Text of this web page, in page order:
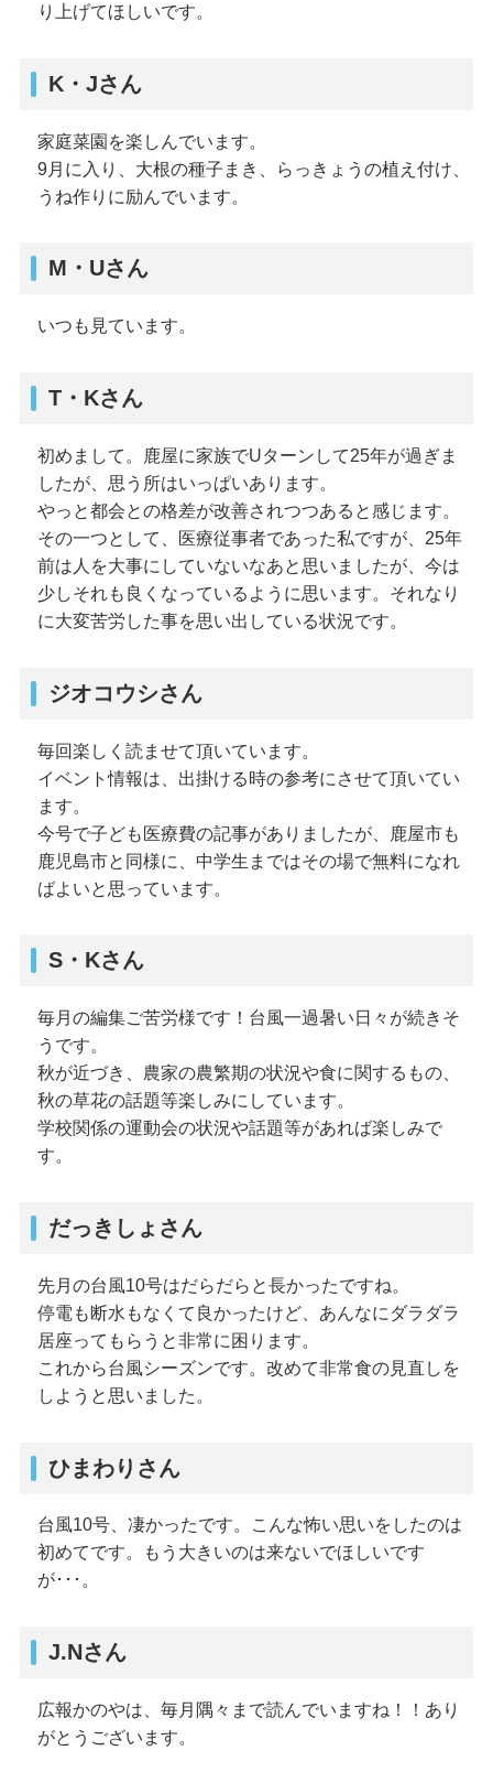
り上げてほしいです。
K・Jさん
家庭菜園を楽しんでいます。
9月に入り、大根の種子まき、らっきょうの植え付け、
うね作りに励んでいます。
M・Uさん
いつも見ています。
T・Kさん
初めまして。鹿屋に家族でUターンして25年が過ぎま
したが、思う所はいっぱいあります。
やっと都会との格差が改善されつつあると感じます。
その一つとして、医療従事者であった私ですが、25年
前は人を大事にしていないなあと思いましたが、今は
少しそれも良くなっているように思います。それなり
に大変苦労した事を思い出している状況です。
ジオコウシさん
毎回楽しく読ませて頂いています。
イベント情報は、出掛ける時の参考にさせて頂いてい
ます。
今号で子ども医療費の記事がありましたが、鹿屋市も
鹿児島市と同様に、中学生まではその場で無料になれ
ばよいと思っています。
S・Kさん
毎月の編集ご苦労様です！台風一過暑い日々が続きそ
うです。
秋が近づき、農家の農繁期の状況や食に関するもの、
秋の草花の話題等楽しみにしています。
学校関係の運動会の状況や話題等があれば楽しみで
す。
だっきしょさん
先月の台風10号はだらだらと長かったですね。
停電も断水もなくて良かったけど、あんなにダラダラ
居座ってもらうと非常に困ります。
これから台風シーズンです。改めて非常食の見直しを
しようと思いました。
ひまわりさん
台風10号、凄かったです。こんな怖い思いをしたのは
初めてです。もう大きいのは来ないでほしいです
が･･･。
J.Nさん
広報かのやは、毎月隅々まで読んでいますね！！あり
がとうございます。